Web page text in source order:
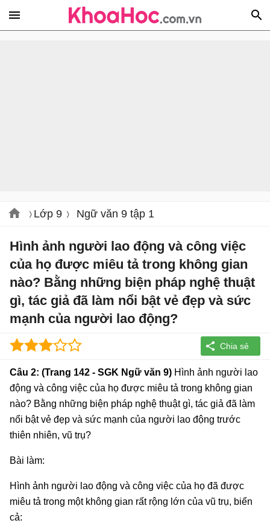
Lớp 9 Ngữ văn 9 tập 1
Hình ảnh người lao động và công việc
của họ được miêu tả trong không gian
nào? Bằng những biện pháp nghệ thuật
gì, tác giả đã làm nổi bật vẻ đẹp và sức
mạnh của người lao động?
Câu 2: (Trang 142 - SGK Ngữ văn 9) Hình ảnh người lao
động và công việc của họ được miêu tả trong không gian
nào? Bằng những biện pháp nghệ thuật gì, tác giả đã làm
nổi bật vẻ đẹp và sức mạnh của người lao động trước
thiên nhiên, vũ trụ?
Bài làm:
Hình ảnh người lao động và công việc của họ đã được
miêu tả trong một không gian rất rộng lớn của vũ trụ, biển
cả: